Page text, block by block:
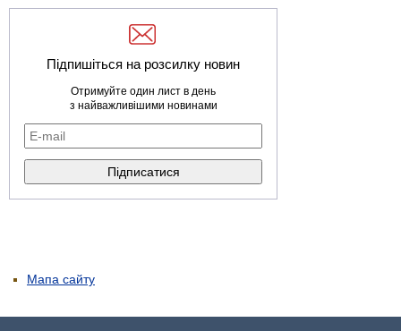
Підпишіться на розсилку новин
Отримуйте один лист в день
з найважливішими новинами
Мапа сайту